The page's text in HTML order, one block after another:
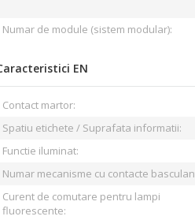
Numar de module (sistem modular):
EN
Contact martor:
Spatiu etichete / Suprafata informatii:
Functie iluminat:
Numar mecanisme cu contacte
Curent de comutare pentru lampi
fluorescente: